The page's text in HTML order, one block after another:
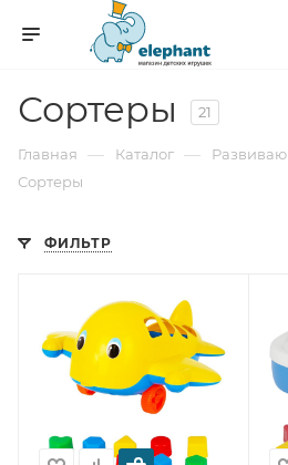
Сортеры 21
Главная — Каталог —
Сортеры
ФИЛЬТР